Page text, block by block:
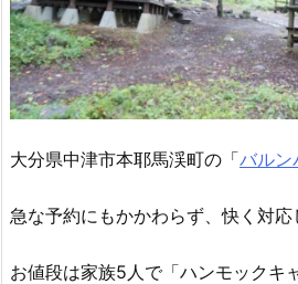
大分県中津市本耶馬渓町の「バルン
急な予約にもかかわらず、快く対応
お値段は家族5人で「ハンモックキ